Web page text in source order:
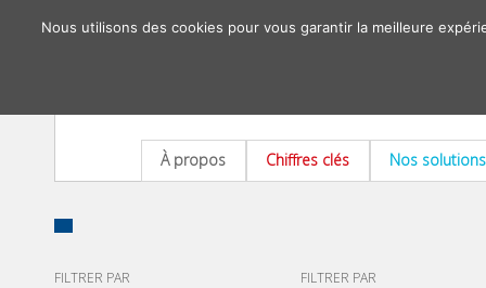
À propos Chiffres clés Nos solutions
FILTRER PAR FILTRER PAR
Nous utilisons des cookies pour vous garantir la meilleure